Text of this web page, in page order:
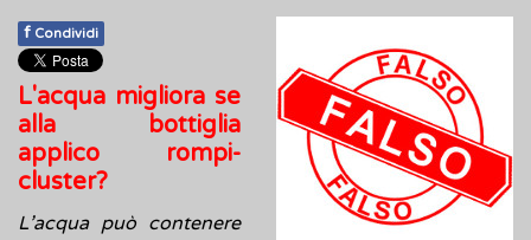
f Condividi
L'acqua migliora se
alla bottiglia
applico rompi-
cluster?
L’acqua può contenere